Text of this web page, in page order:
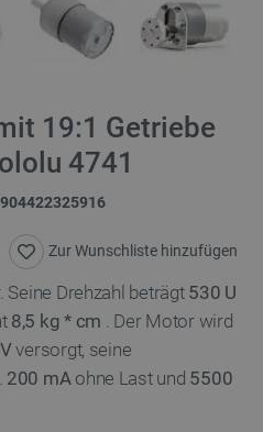
19:1 Getriebe
4741
Zur Wunschliste hinzufügen
Seine Drehzahl beträgt 530 U
8,5 kg * cm . Der Motor wird
versorgt, seine
200 mAohne Last und 5500